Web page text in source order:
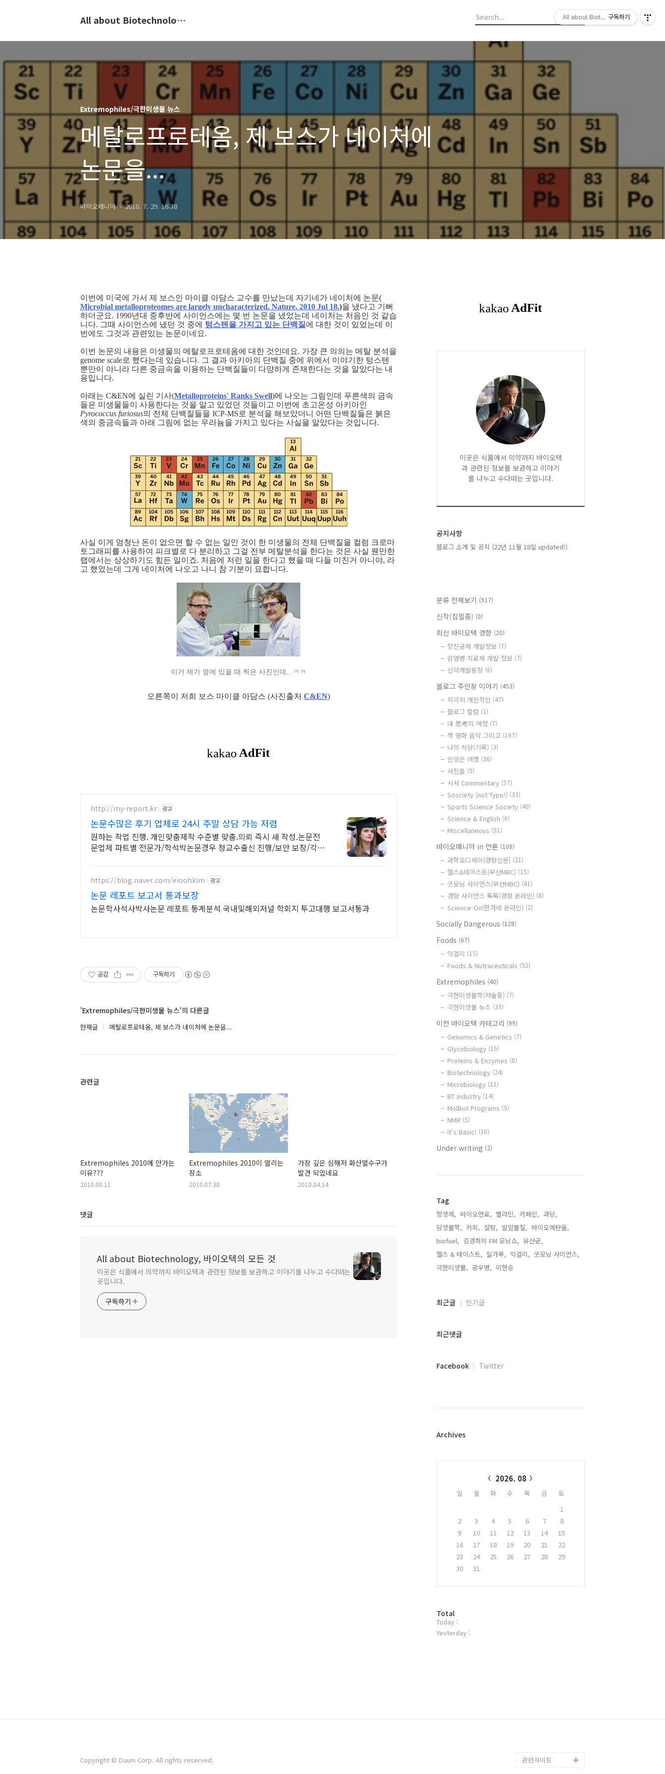
All about Biotechnology, 바이오텍의 모든 것
Extremophiles/극한미생물 뉴스
메탈로프로테옴, 제 보스가 네이처에
논문을...
바이오매니아 2010. 7. 29. 16:38
이번에 미국에 가서 제 보스인 마이클 아담스 교수를 만났는데 자기네가 네이처에 논문(
Microbial metalloproteomes are largely uncharacterized. Nature. 2010 Jul 18.)을 냈다고 기뻐
하더군요. 1990년대 중후반에 사이언스에는 몇 번 논문을 냈었는데 네이처는 처음인 것 같습
니다. 그때 사이언스에 냈던 것 중에
텅스텐을 가지고 있는 단백질 에 대한 것이 있었는데 이
번에도 그것과 관련있는 논문이네요.
이번 논문의 내용은 미생물의 메탈로프로테옴에 대한 것인데요. 가장 큰 의의는 메탈 분석을
genome scale로 했다는데 있습니다. 그 결과 아키아의 단백질 중에 위에서 이야기한 텅스텐
뿐만이 아니라 다른 중금속을 이용하는 단백질들이 다양하게 존재한다는 것을 알았다는 내
용입니다.
아래는 C&EN에 실린 기사(Metalloproteins' Ranks Swell)에 나오는 그림인데 푸른색의 금속
들은 미생물들이 사용한다는 것을 알고 있었던 것들이고 이번에 초고온성 아키아인
Pyrococcus furiosus의 전체 단백질들을 ICP-MS로 분석을 해보았더니 어떤 단백질들은 붉은
색의 중금속들과 아래 그림에 없는 우라늄을 가지고 있다는 사실을 알았다는 것입니다.
사실 이게 엄청난 돈이 없으면 할 수 없는 일인 것이 한 미생물의 전체 단백질을 컬럼 크로마
토그래피를 사용하여 피크별로 다 분리하고 그걸 전부 메탈분석을 한다는 것은 사실 웬만한
랩에서는 상상하기도 힘든 일이죠. 처음에 저런 일을 한다고 했을 때 다들 미친거 아니야, 라
고 했었는데 그게 네이처에 나오고 나니 참 기분이 묘합니다.
이거 제가 옆에 있을 때 찍은 사진인데...ㅋㅋ
오른쪽이 저희 보스 마이클 아담스 (사진출처 C&EN)
http://my-report.kr 광고
논문수많은 후기 업체로 24시 주말 상담 가능 저렴
원하는 작업 진행. 개인맞춤제작 수준별 맞춤.의뢰 즉시 새 작성.논문전
문업체 파트별 전문가/학석박논문경우 정교수출신 진행/보안 보장/각종
https://blog.naver.com/eioohkim 광고
논문 레포트 보고서 통과보장
논문학사석사박사논문 레포트 통계분석 국내및해외저널 학회지 투고대행 보고서통과
공감 구독하기
'Extremophiles/극한미생물 뉴스'의 다른글
현재글 메탈로프로테옴, 제 보스가 네이처에 논문을...
관련글
Extremophiles 2010에 안가는
이유???
2010.08.11
Extremophiles 2010이 열리는
장소
2010.07.30
가장 깊은 심해저 화산열수구가
발견 되었네요
2010.04.14
댓글
All about Biotechnology, 바이오텍의 모든 것
이곳은 식품에서 의약까지 바이오텍과 관련된 정보를 보관하고 이야기를 나누고 수다떠는
곳입니다.
구독하기
이곳은 식품에서 의약까지 바이오텍
과 관련된 정보를 보관하고 이야기
를 나누고 수다떠는 곳입니다.
공지사항
블로그 소개 및 공지 (22년 11월 18일 updated!)
분류 전체보기 (917)
신작(집필중) (0)
최신 바이오텍 경향 (20)
항진균제 개발정보 (7)
감염병 치료제 개발 정보 (7)
신약개발동향 (6)
블로그 주인장 이야기 (453)
지극히 개인적인 (47)
블로그 칼럼 (1)
내 思考의 여정 (7)
책 영화 음악 그리고 (167)
나의 식당(기록) (3)
인생은 여행 (36)
사진들 (5)
시사 Commentary (57)
Sosciety (not Typo!) (33)
Sports Science Society (40)
Science & English (6)
Miscellaneous (51)
바이오매니아 in 언론 (108)
과학오디세이(경향신문) (21)
헬스&테이스트(부산MBC) (15)
굿모닝 사이언스(부산MBC) (41)
경향 사이언스 톡톡(경향 온라인) (8)
Science-On(한겨레 온라인) (2)
Socially Dangerous (128)
Foods (67)
막걸리 (15)
Foods & Nutraceuticals (52)
Extremophiles (40)
극한미생물학(저술중) (7)
극한미생물 뉴스 (33)
이전 바이오텍 카테고리 (99)
Genomics & Genetics (7)
Glycobiology (15)
Proteins & Enzymes (8)
Biotechnology (24)
Microbiology (11)
BT industry (14)
MolBiol Programs (5)
NMR (5)
It's Basic! (10)
Under writing (2)
Tag
항생제, 바이오연료, 멜라민, 카페인, 과당,
당생물학, 커피, 설탕, 발암물질, 바이오에탄올,
biofuel, 김경희의 FM 모닝쇼, 유산균,
헬스 & 테이스트, 밀가루, 막걸리, 굿모닝 사이언스,
극한미생물, 광우병, 이한승,
최
과
글
최근글 인기글
최근댓글
페
플
Facebook Twitter
Archives
2026. 08
일 월 화 수 목 금
토
1
2
3 4 5 6 7
8
9
10 11 12 13 14
15
16
17 18 19 20 21
22
23
24 25 26 27 28
29
30
31
방
문
자
Total
Today :
Yesterday :
Copyright © Daum Corp. All rights reserved. 관련사이트
All about Biotechnology, 바이오텍의
구독하기